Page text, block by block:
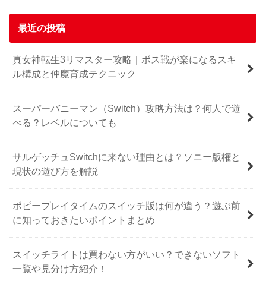
最近の投稿
真女神転生3リマスター攻略｜ボス戦が楽になるスキ
ル構成と仲魔育成テクニック
スーパーバニーマン（Switch）攻略方法は？何人で遊
べる？レベルについても
サルゲッチュSwitchに来ない理由とは？ソニー版権と
現状の遊び方を解説
ポピープレイタイムのスイッチ版は何が違う？遊ぶ前
に知っておきたいポイントまとめ
スイッチライトは買わない方がいい？できないソフト
一覧や見分け方紹介！